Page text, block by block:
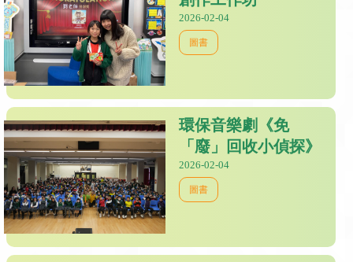
2026-02-04
圖書
環保音樂劇《免
「廢」回收小偵探》
2026-02-04
圖書